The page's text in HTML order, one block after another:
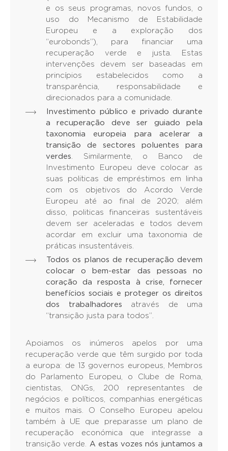
e os seus programas, novos fundos, o
uso do Mecanismo de Estabilidade
Europeu e a exploração dos
“eurobonds”), para financiar uma
recuperação verde e justa. Estas
intervenções devem ser baseadas em
princípios estabelecidos como a
transparência, responsabilidade e
direcionados para a comunidade.
Investimento público e privado durante
a recuperação deve ser guiado pela
taxonomia europeia para acelerar a
transição de sectores poluentes para
verdes. Similarmente, o Banco de
Investimento Europeu deve colocar as
suas politicas de empréstimos em linha
com os objetivos do Acordo Verde
Europeu até ao final de 2020; além
disso, politicas financeiras sustentáveis
devem ser aceleradas e todos devem
acordar em excluir uma taxonomia de
práticas insustentáveis.
Todos os planos de recuperação devem
colocar o bem-estar das pessoas no
coração da resposta à crise, fornecer
benefícios sociais e proteger os direitos
dos trabalhadores através de uma
“transição justa para todos”.
Apoiamos os inúmeros apelos por uma
recuperação verde que têm surgido por toda
a europa: de 13 governos europeus, Membros
do Parlamento Europeu, o Clube de Roma,
cientistas, ONGs, 200 representantes de
negócios e políticos, companhias energéticas
e muitos mais. O Conselho Europeu apelou
também à UE que preparasse um plano de
recuperação económica que integrasse a
transição verde. A estas vozes nós juntamos a